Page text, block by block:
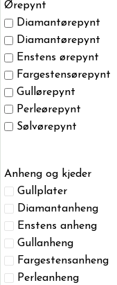
Ørepynt
Diamantørepynt
Diamantørepynt
Enstens ørepynt
Fargestensørepynt
Gullørepynt
Perleørepynt
Sølvørepynt
Anheng og kjeder
Gullplater
Diamantanheng
Enstens anheng
Gullanheng
Fargestensanheng
Perleanheng